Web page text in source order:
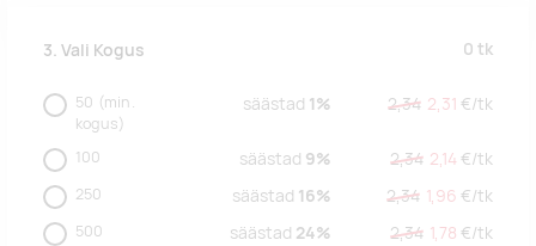
3. Vali Kogus 0 tk
50 (min.
kogus)
säästad 1% 2,34 2,31 €/tk
100 säästad 9% 2,34 2,14 €/tk
250 säästad 16% 2,34 1,96 €/tk
500 säästad 24% 2,34 1,78 €/tk